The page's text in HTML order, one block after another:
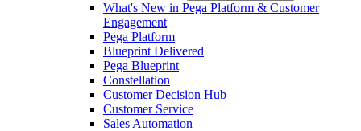
What's New in Pega Platform & Customer
Engagement
Pega Platform
Blueprint Delivered
Pega Blueprint
Constellation
Customer Decision Hub
Customer Service
Sales Automation